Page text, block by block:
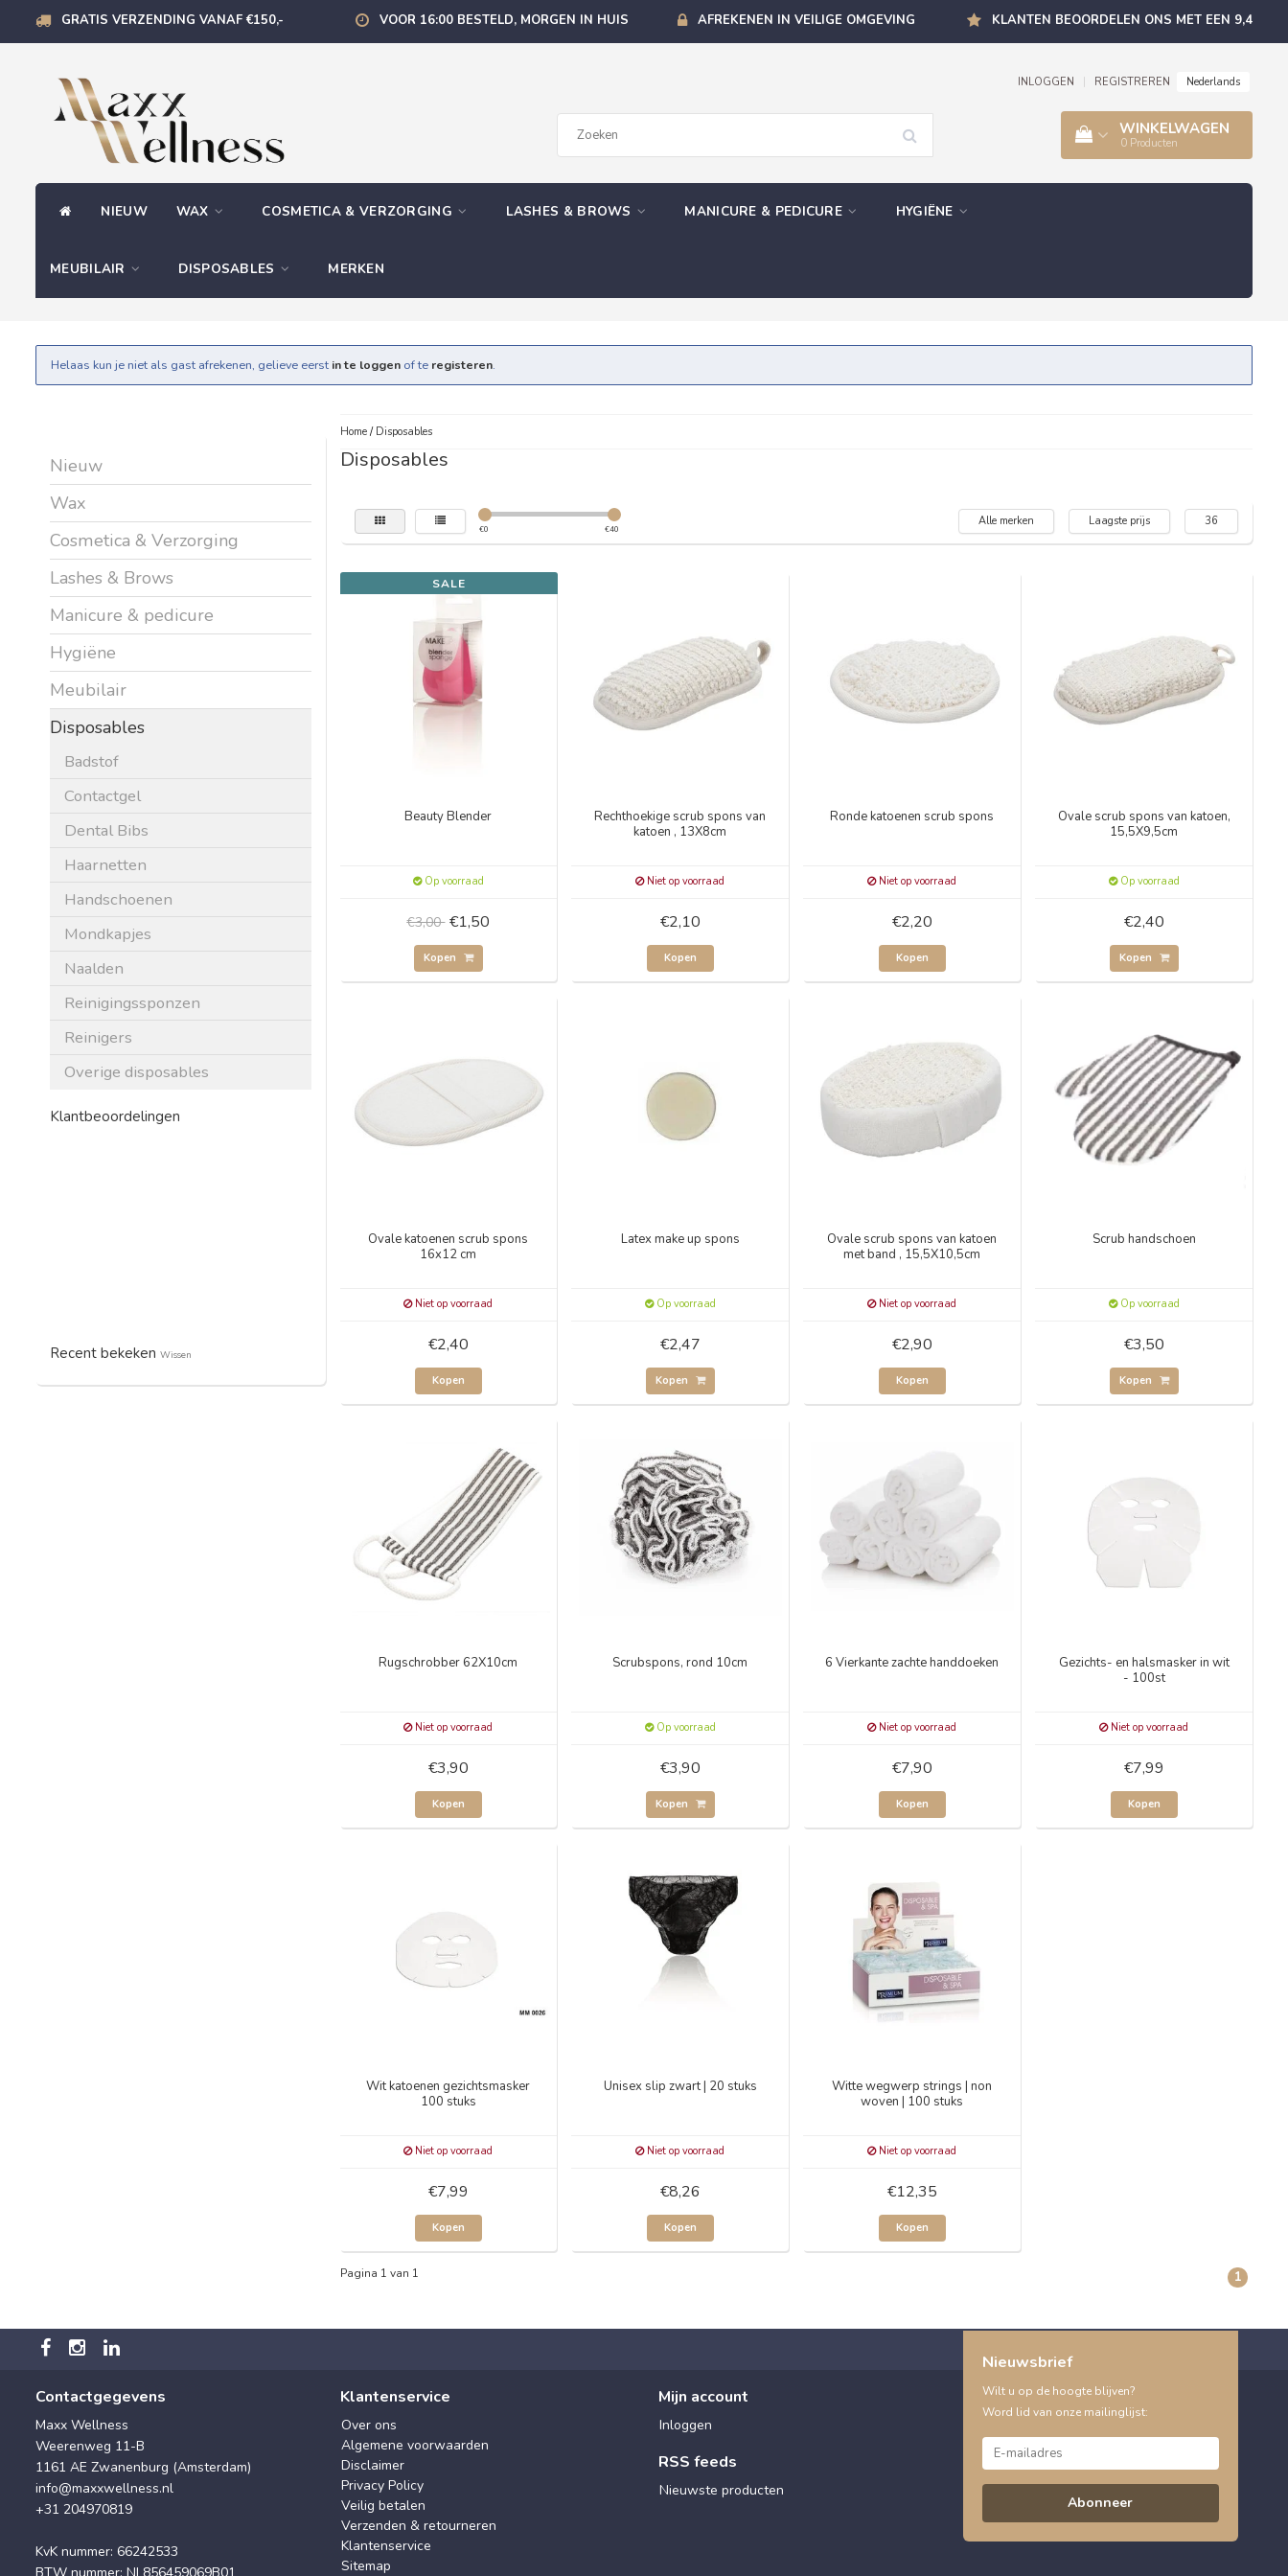
GRATIS VERZENDING VANAF €150,- VOOR 16:00 BESTELD, MORGEN IN HUIS AFREKENEN IN VEILIGE OMGEVING KLANTEN BEOORDELEN ONS MET EEN 9,4
INLOGGEN REGISTREREN Nederlands
WINKELWAGEN
0 Producten
NIEUW WAX COSMETICA & VERZORGING LASHES & BROWS MANICURE & PEDICURE HYGIËNE
MEUBILAIR DISPOSABLES MERKEN
Helaas kun je niet als gast afrekenen, gelieve eerst in te loggen of te registeren.
Nieuw
Wax
Cosmetica & Verzorging
Lashes & Brows
Manicure & pedicure
Hygiëne
Meubilair
Disposables
Badstof
Contactgel
Dental Bibs
Haarnetten
Handschoenen
Mondkapjes
Naalden
Reinigingssponzen
Reinigers
Overige disposables
Klantbeoordelingen
Recent bekeken Wissen
Home/ Disposables
Disposables
€0 €40
Alle merken Laagste prijs 36
SALE
Beauty Blender
Op voorraad
€3,00 €1,50
Kopen
Rechthoekige scrub spons van
katoen , 13X8cm
Niet op voorraad
€2,10
Kopen
Ronde katoenen scrub spons
Niet op voorraad
€2,20
Kopen
Ovale scrub spons van katoen,
15,5X9,5cm
Op voorraad
€2,40
Kopen
Ovale katoenen scrub spons
16x12 cm
Niet op voorraad
€2,40
Kopen
Latex make up spons
Op voorraad
€2,47
Kopen
Ovale scrub spons van katoen
met band , 15,5X10,5cm
Niet op voorraad
€2,90
Kopen
Scrub handschoen
Op voorraad
€3,50
Kopen
Rugschrobber 62X10cm
Niet op voorraad
€3,90
Kopen
Scrubspons, rond 10cm
Op voorraad
€3,90
Kopen
6 Vierkante zachte handdoeken
Niet op voorraad
€7,90
Kopen
Gezichts- en halsmasker in wit
- 100st
Niet op voorraad
€7,99
Kopen
Wit katoenen gezichtsmasker
100 stuks
Niet op voorraad
€7,99
Kopen
Unisex slip zwart | 20 stuks
Niet op voorraad
€8,26
Kopen
Witte wegwerp strings | non
woven | 100 stuks
Niet op voorraad
€12,35
Kopen
Pagina 1 van 1 1
Contactgegevens
Maxx Wellness
Weerenweg 11-B
1161 AE Zwanenburg (Amsterdam)
info@maxxwellness.nl
+31 204970819
KvK nummer: 66242533
Klantenservice
Over ons
Algemene voorwaarden
Disclaimer
Privacy Policy
Veilig betalen
Verzenden & retourneren
Klantenservice
Sitemap
Mijn account
Inloggen
RSS feeds
Nieuwste producten
Nieuwsbrief
Wilt u op de hoogte blijven?
Word lid van onze mailinglijst:
Abonneer